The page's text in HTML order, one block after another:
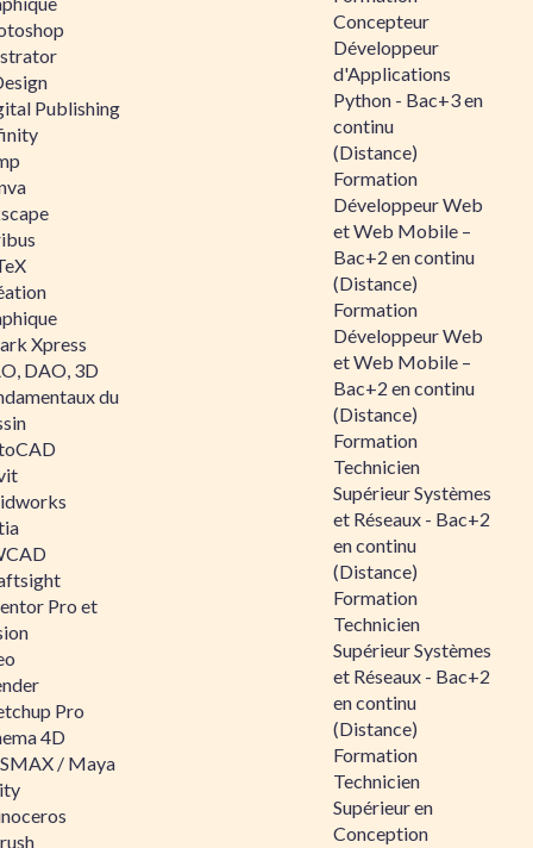
Publishing
Xpress
DAO, 3D
du
Pro et
Pro
4D
/ Maya
Concepteur
Développeur
d'Applications
Python - Bac+3 en
continu
(Distance)
Formation
Développeur Web
et Web Mobile –
Bac+2 en continu
(Distance)
Formation
Développeur Web
et Web Mobile –
Bac+2 en continu
(Distance)
Formation
Technicien
Supérieur Systèmes
et Réseaux - Bac+2
en continu
(Distance)
Formation
Technicien
Supérieur Systèmes
et Réseaux - Bac+2
en continu
(Distance)
Formation
Technicien
Supérieur en
Conception